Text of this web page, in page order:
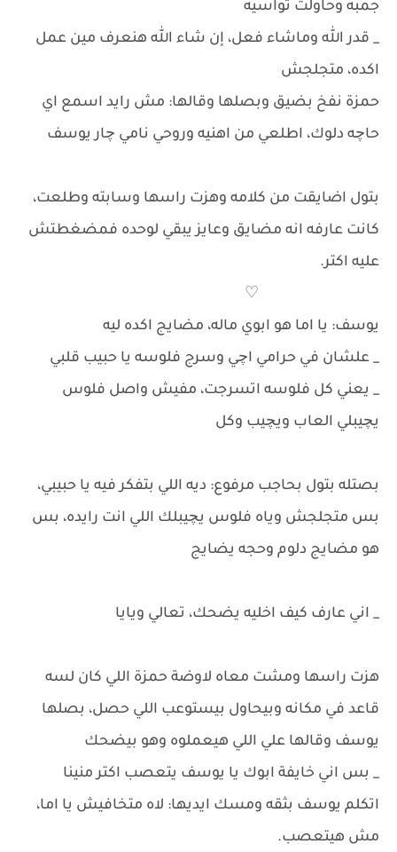
جمبه وحاولت تواسيه
_ قدر الله وماشاء فعل، إن شاء الله هنعرف مين عمل
اكده، متجلجش
حمزة نفخ بضيق وبصلها وقالها: مش رايد اسمع اي
حاچه دلوك، اطلعي من اهنيه وروحي نامي چار يوسف
بتول اضايقت من كلامه وهزت راسها وسابته وطلعت،
كانت عارفه انه مضايق وعايز يبقي لوحده فمضغطتش
عليه اكتر.
♡
يوسف: يا اما هو ابوي ماله، مضايج اكده ليه
_ علشان في حرامي اچي وسرج فلوسه يا حبيب قلبي
_ يعني كل فلوسه اتسرجت، مفيش واصل فلوس
يچيبلي العاب ويچيب وكل
بصتله بتول بحاجب مرفوع: ديه اللي بتفكر فيه يا حبيبي،
بس متجلجش وياه فلوس يچيبلك اللي انت رايده، بس
هو مضايج دلوم وحجه يضايج
_ اني عارف كيف اخليه يضحك، تعالي ويايا
هزت راسها ومشت معاه لاوضة حمزة اللي كان لسه
قاعد في مكانه وبيحاول بيستوعب اللي حصل، بصلها
يوسف وقالها علي اللي هيعملوه وهو بيضحك
_ بس اني خايفة ابوك يا يوسف يتعصب اكتر منينا
اتكلم يوسف بثقه ومسك ايديها: لاه متخافيش يا اما،
مش هيتعصب.